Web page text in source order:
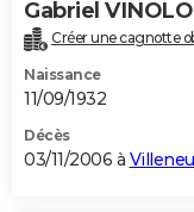
Gabriel VINOLO
Créer une cagnotte
Naissance
11/09/1932
Décès
03/11/2006 à